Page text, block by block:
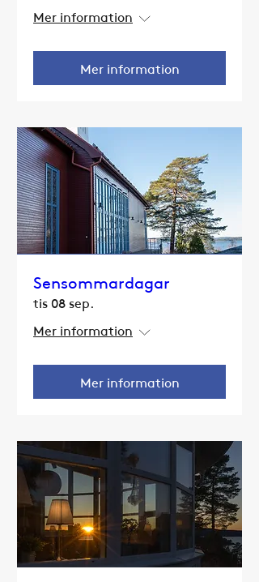
Mer information
Mer information
Sensommardagar
tis 08 sep.
Mer information
Mer information